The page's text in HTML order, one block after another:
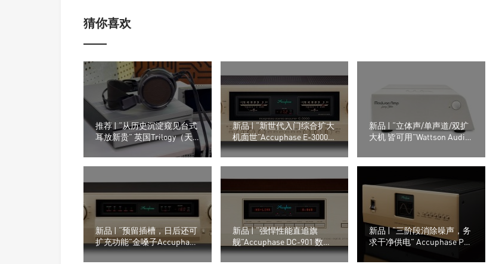
猜你喜欢
推荐 | “从历史沉淀窥见台式
耳放新贵” 英国Trilogy（天
乐时）H1 全平衡、纯A类耳
机放大器
新品 | “新世代入门综合扩大
机面世”Accuphase E-3000
综合扩大机
新品 | “立体声/单声道/双扩
大机 皆可用”Wattson Audio
新品 | “预留插槽，日后还可
扩充功能”金嗓子Accuphase
C-2300 前级扩大机
新品 | “强悍性能直追旗
舰”Accuphase DC-901 数模
转换器
新品 | “三阶段消除噪声，务
求干净供电” Accuphase PS-